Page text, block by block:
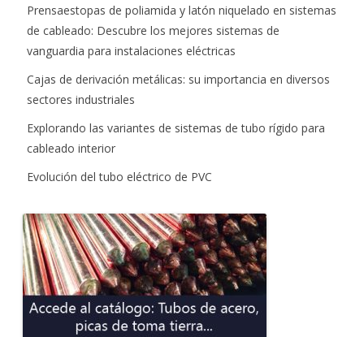
Prensaestopas de poliamida y latón niquelado en sistemas
de cableado: Descubre los mejores sistemas de
vanguardia para instalaciones eléctricas
Cajas de derivación metálicas: su importancia en diversos
sectores industriales
Explorando las variantes de sistemas de tubo rígido para
cableado interior
Evolución del tubo eléctrico de PVC